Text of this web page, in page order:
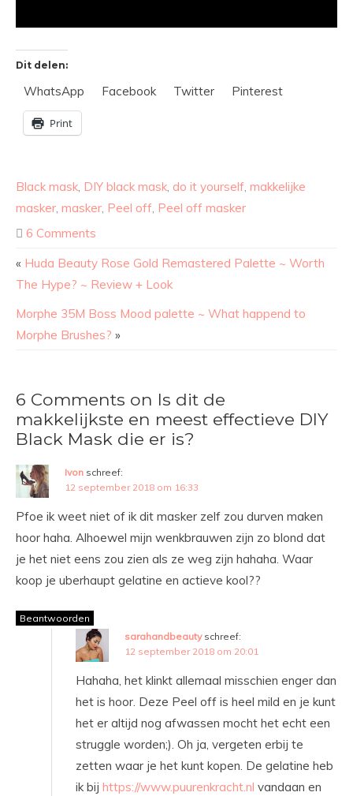
Dit delen:
WhatsApp Facebook Twitter Pinterest
Print
Black mask, DIY black mask, do it yourself, makkelijke
masker, masker, Peel off, Peel off masker
6 Comments
« Huda Beauty Rose Gold Remastered Palette ~ Worth
The Hype? ~ Review + Look
Morphe 35M Boss Mood palette ~ What happend to
Morphe Brushes? »
6 Comments on Is dit de
makkelijkste en meest effectieve DIY
Black Mask die er is?
Ivon schreef:
12 september 2018 om 16:33
Pfoe ik weet niet of ik dit masker zelf zou durven maken
hoor haha. Alhoewel mijn wenkbrauwen zijn zo blond dat
je het niet eens zou zien als ze weg zijn hahaha. Waar
koop je uberhaupt gelatine en actieve kool??
Beantwoorden
sarahandbeauty schreef:
12 september 2018 om 20:01
Hahaha, het klinkt allemaal misschien enger dan
het is hoor. Deze Peel off is heel mild en je kunt
het er altijd nog afwassen mocht het echt een
struggle worden;). Oh ja, vergeten erbij te
zetten waar je het kunt kopen. De gelatine heb
ik bij https://www.puurenkracht.nl vandaan en